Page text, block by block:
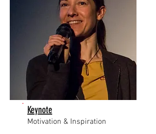
Keynote
Motivation & Inspiration